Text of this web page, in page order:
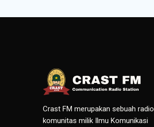
Crast FM merupakan sebuah radio
komunitas milik Ilmu Komunikasi